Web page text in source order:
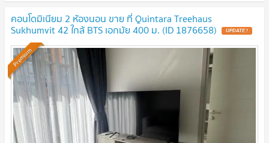
คอนโดมิเนียม 2 ห้องนอน ขาย ที่ Quintara Treehaus
Sukhumvit 42 ใกล้ BTS เอกมัย 400 ม. (ID 1876658) UPDATE !
Premium